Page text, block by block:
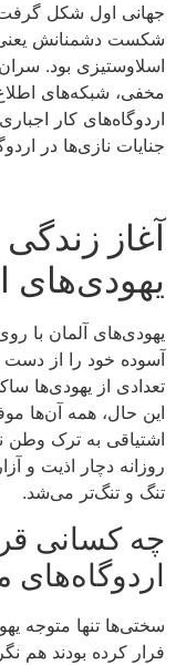
جهانی اول شکل گرفت.‌
شکست دشمنانش یعنی
اسلاوستیزی بود.
مخفی، شبکه‌های
اردوگاه‌های کار
جنایات نازی‌ها در
آغاز
یهودی‌های
یهودی‌های آلمان با
آسوده خود را از دست
تعدادی از یهودی‌ها
این حال، همه آن‌ها
اشتیاقی به ترک وطن
روزانه دچار اذیت و
تنگ و تنگ‌تر می‌شد.
چه کسانی
اردوگاه‌های
سختی‌ها تنها متوجه
فرار کرده بودند هم